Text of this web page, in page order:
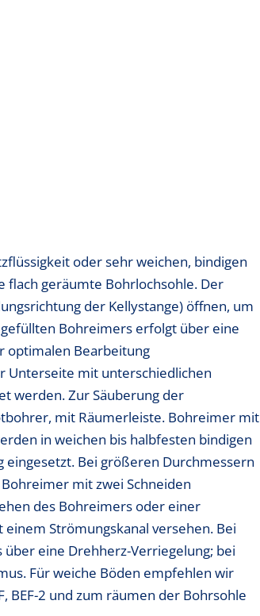
oder sehr weichen, bindigen
geräumte Bohrlochsohle. Der
der Kellystange) öffnen, um
Bohreimers erfolgt über eine
optimalen Bearbeitung
Unterseite mit unterschiedlichen
werden. Zur Säuberung der
mit Räumerleiste. Bohreimer mit
in weichen bis halbfesten bindigen
eingesetzt. Bei größeren Durchmessern
mit zwei Schneiden
des Bohreimers oder einer
Strömungskanal versehen. Bei
eine Drehherz-Verriegelung; bei
Für weiche Böden empfehlen wir
BEF-2 und zum räumen der Bohrsohle